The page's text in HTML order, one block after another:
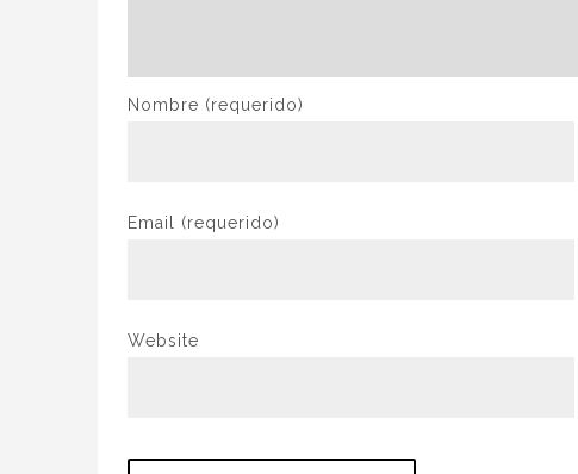
Nombre (requerido)
Email (requerido)
Website